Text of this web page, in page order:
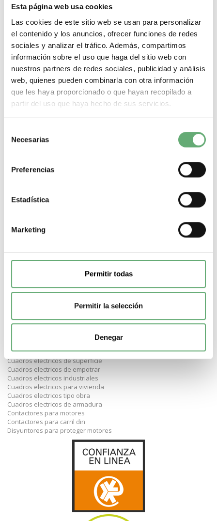
Esta página web usa cookies
Las cookies de este sitio web se usan para personalizar
el contenido y los anuncios, ofrecer funciones de redes
sociales y analizar el tráfico. Además, compartimos
información sobre el uso que haga del sitio web con
nuestros partners de redes sociales, publicidad y análisis
web, quienes pueden combinarla con otra información
que les haya proporcionado o que hayan recopilado a
partir del uso que haya hecho de sus servicios.
Necesarias
Preferencias
Estadística
Marketing
Permitir todas
Permitir la selección
Denegar
¿Que necesitas? A continuación te dejamos lo más
buscado:
Magnetotermicos de 1 p+n
Magnetotermicos de 2 polos
Magnetotermicos de 3 polos
Magnetotermicos de 6kA
Magnetotermicos Schneider
Magnetotermicos Hyundai
Magnetotermicos de curva C
Magnetotermicos de 20A
Magnetotermicos de 63A
Diferenciales de 10mA
Diferenciales de 4 polos
Diferenciales Superinmunizados
Diferenciales Schneider
Diferenciales Hyundai
Cuadros electricos de superficie
Cuadros electricos de empotrar
Cuadros electricos industriales
Cuadros electricos para vivienda
Cuadros electricos tipo obra
Cuadros electricos de armadura
Contactores para motores
Contactores para carril din
Disyuntores para proteger motores